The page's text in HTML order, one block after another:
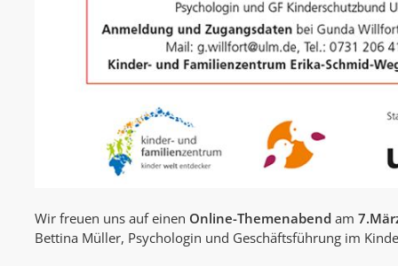
Wir freuen uns auf einen Online-Themenabend am
Bettina Müller, Psychologin und Geschäftsführung im